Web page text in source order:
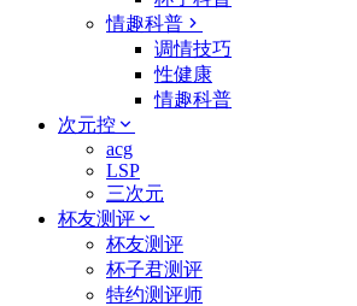
情趣科普
调情技巧
性健康
情趣科普
次元控
acg
LSP
三次元
杯友测评
杯友测评
杯子君测评
特约测评师